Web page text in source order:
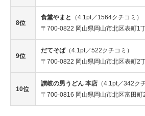
8位
食堂やまと
（4.1pt／1564クチコミ）
〒700-0822 岡山県岡山市北区表町1
9位
だてそば（4.1pt／522クチコミ）
〒700-0822 岡山県岡山市北区表町2
10位
讃岐の男うどん 本店 （4.1pt／342ク
〒700-0816 岡山県岡山市北区富田町